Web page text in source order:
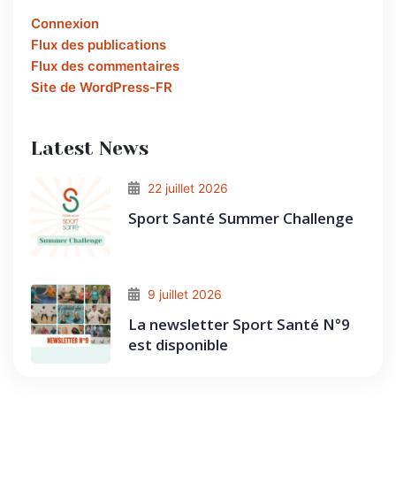
Connexion
Flux des publications
Flux des commentaires
Site de WordPress-FR
Latest News
22 juillet 2026
Sport Santé Summer Challenge
9 juillet 2026
La newsletter Sport Santé N°9
est disponible